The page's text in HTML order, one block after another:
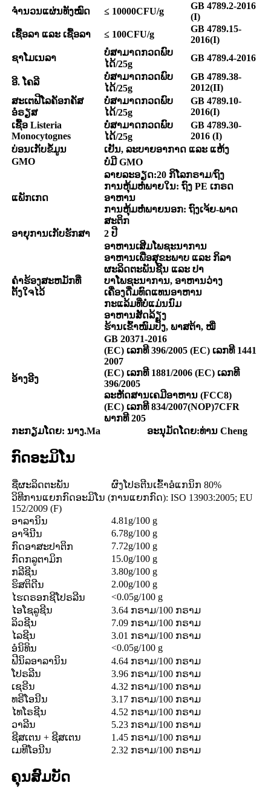
ຈຳນວນແຜ່ນທັງໝົດ
≤ 10000CFU/g
GB 4789.2-2016
(I)
ເຊື້ອລາ ແລະ ເຊື້ອລາ
≤ 100CFU/g
GB 4789.15-
2016(I)
ຊາໂມເນລາ
ບໍ່ສາມາດກວດພົບ
ໄດ້/25g
GB 4789.4-2016
ອີ. ໂຄລີ
ບໍ່ສາມາດກວດພົບ
ໄດ້/25g
GB 4789.38-
2012(II)
ສະເຕຟີໂລຄັອກຄັສ
ອໍຣຽສ
ບໍ່ສາມາດກວດພົບ
ໄດ້/25g
GB 4789.10-
2016(I)
ເຊື້ອ Listeria
Monocytognes
ບໍ່ສາມາດກວດພົບ
ໄດ້/25g
GB 4789.30-
2016 (I)
ບ່ອນເກັບຂໍ້ມູນ
ເຢັນ, ລະບາຍອາກາດ ແລະ ແຫ້ງ
GMO
ບໍ່ມີ GMO
ແພັກເກດ
ລາຍລະອຽດ:20 ກິໂລກຣາມ/ຖົງ
ການຫຸ້ມຫໍ່ພາຍໃນ: ຖົງ PE ເກຣດ
ອາຫານ
ການຫຸ້ມຫໍ່ພາຍນອກ: ຖົງເຈ້ຍ-ພາດ
ສະຕິກ
ອາຍຸການເກັບຮັກສາ
2 ປີ
ຄໍາຮ້ອງສະຫມັກທີ່
ຕັ້ງໃຈໄວ້
ອາຫານເສີມໂພຊະນາການ
ອາຫານເພື່ອສຸຂະພາບ ແລະ ກິລາ
ຜະລິດຕະພັນຊີ້ນ ແລະ ປາ
ບາໂພຊະນາການ, ອາຫານວ່າງ
ເຄື່ອງດື່ມທົດແທນອາຫານ
ກະແລ້ມທີ່ບໍ່ແມ່ນນົມ
ອາຫານສັດລ້ຽງ
ຮ້ານເຂົ້າໜົມປັງ, ພາສຕ້າ, ໝີ່
ອ້າງອີງ
GB 20371-2016
(EC) ເລກທີ 396/2005 (EC) ເລກທີ 1441
2007
(EC) ເລກທີ 1881/2006 (EC) ເລກທີ
396/2005
ລະຫັດສານເຄມີອາຫານ (FCC8)
(EC) ເລກທີ 834/2007(NOP)7CFR
ພາກທີ 205
ກະກຽມໂດຍ: ນາງ.Ma ອະນຸມັດໂດຍ:ທ່ານ Cheng
ກົດອະມິໂນ
ຊື່ຜະລິດຕະພັນ
ຜົງໂປຣຕີນເຂົ້າອໍແກນິກ 80%
ວິທີການແຍກກົດອະມິໂນ (ການແຍກກົດ): ISO 13903:2005; EU
152/2009 (F)
ອາລານິນ
4.81g/100 g
ອາຈິນີນ
6.78g/100 g
ກົດອາສະປາຕິກ
7.72g/100 g
ກົດກລູຕາມິກ
15.0g/100 g
ກລີຊີນ
3.80g/100 g
ຮິສຕິດີນ
2.00g/100 g
ໄຮດຣອກຊີໂປຣລີນ
<0.05g/100 g
ໄອໂຊລູຊີນ
3.64 ກຣາມ/100 ກຣາມ
ລິວຊີນ
7.09 ກຣາມ/100 ກຣາມ
ໄລຊີນ
3.01 ກຣາມ/100 ກຣາມ
ອໍນິທິນ
<0.05g/100 g
ຟີນິລອາລານິນ
4.64 ກຣາມ/100 ກຣາມ
ໂປຣລີນ
3.96 ກຣາມ/100 ກຣາມ
ເຊຣີນ
4.32 ກຣາມ/100 ກຣາມ
ທຣີໂອນີນ
3.17 ກຣາມ/100 ກຣາມ
ໄທໂຣຊີນ
4.52 ກຣາມ/100 ກຣາມ
ວາລີນ
5.23 ກຣາມ/100 ກຣາມ
ຊີສເຕນ + ຊີສເຕນ
1.45 ກຣາມ/100 ກຣາມ
ເມທີໂອນີນ
2.32 ກຣາມ/100 ກຣາມ
ຄຸນສົມບັດ